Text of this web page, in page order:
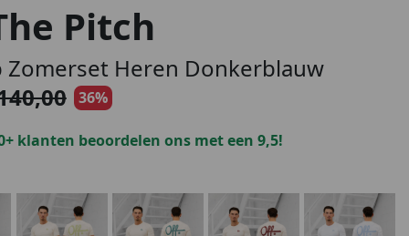
Algerije
Argentinië
België
Engeland
Italië
Kroatië
Pitch
Zomerset Heren Donkerblauw
36%
klanten beoordelen ons met een 9,5!